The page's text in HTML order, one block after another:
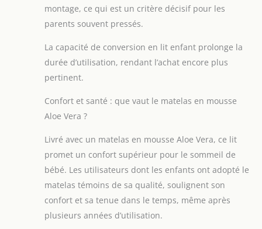
montage, ce qui est un critère décisif pour les
parents souvent pressés.
La capacité de conversion en lit enfant prolonge la
durée d’utilisation, rendant l’achat encore plus
pertinent.
Confort et santé : que vaut le matelas en mousse
Aloe Vera ?
Livré avec un matelas en mousse Aloe Vera, ce lit
promet un confort supérieur pour le sommeil de
bébé. Les utilisateurs dont les enfants ont adopté le
matelas témoins de sa qualité, soulignent son
confort et sa tenue dans le temps, même après
plusieurs années d’utilisation.